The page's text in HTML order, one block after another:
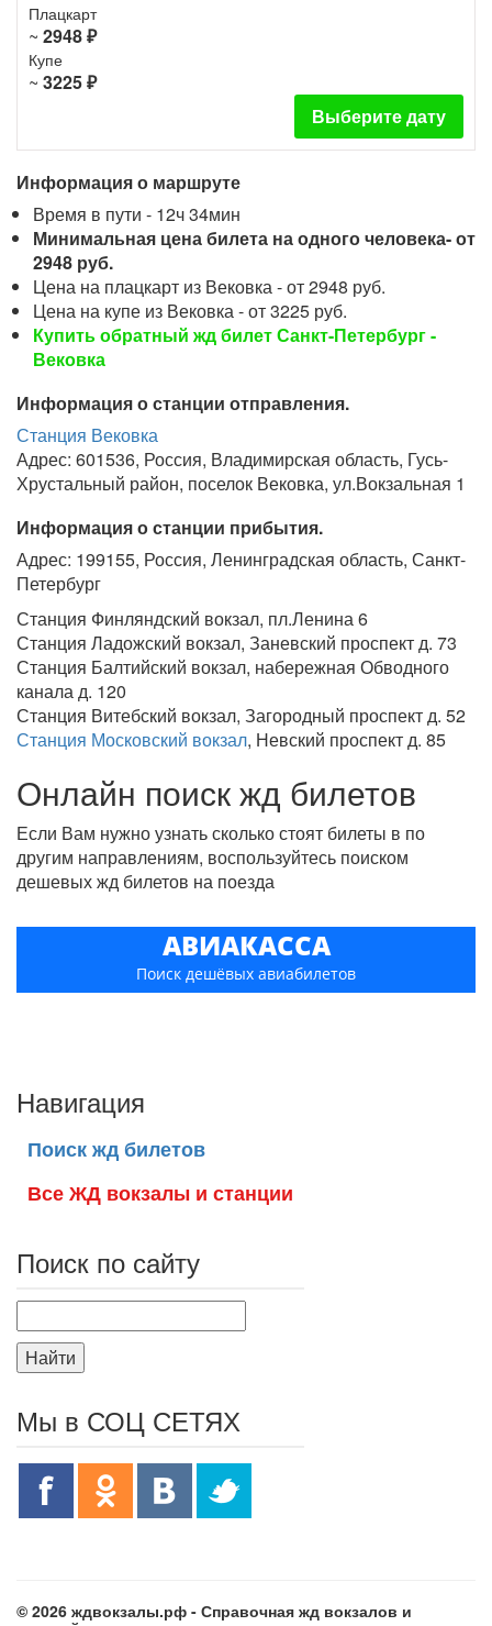
Плацкарт
~ 2948 ₽
Купе
~ 3225 ₽
Выберите дату
Информация о маршруте
Время в пути - 12ч 34мин
Минимальная цена билета на одного человека- от
2948 руб.
Цена на плацкарт из Вековка - от 2948 руб.
Цена на купе из Вековка - от 3225 руб.
Купить обратный жд билет Санкт-Петербург -
Вековка
Информация о станции отправления.
Станция Вековка
Адрес: 601536, Россия, Владимирская область, Гусь-
Хрустальный район, поселок Вековка, ул.Вокзальная 1
Информация о станции прибытия.
Адрес: 199155, Россия, Ленинградская область, Санкт-
Петербург
Станция Финляндский вокзал, пл.Ленина 6
Станция Ладожский вокзал, Заневский проспект д. 73
Станция Балтийский вокзал, набережная Обводного
канала д. 120
Станция Витебский вокзал, Загородный проспект д. 52
Станция Московский вокзал, Невский проспект д. 85
Онлайн поиск жд билетов
Если Вам нужно узнать сколько стоят билеты в по
другим направлениям, воспользуйтесь поиском
дешевых жд билетов на поезда
АВИАКАССА
Поиск дешёвых авиабилетов
Навигация
Поиск жд билетов
Все ЖД вокзалы и станции
Поиск по сайту
Найти
Мы в СОЦ СЕТЯХ
© 2026 ждвокзалы.рф - Справочная жд вокзалов и